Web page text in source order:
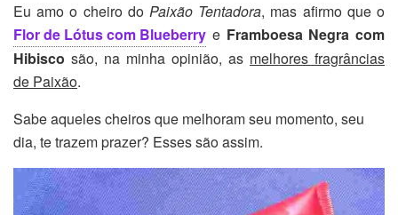
Eu amo o cheiro do Paixão Tentadora, mas afirmo que o
Flor de Lótus com Blueberry e Framboesa Negra com
Hibisco são, na minha opinião, as melhores fragrâncias
de Paixão.
Sabe aqueles cheiros que melhoram seu momento, seu
dia, te trazem prazer? Esses são assim.